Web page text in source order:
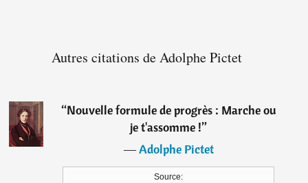
Autres citations de Adolphe Pictet
“Nouvelle formule de progrès : Marche ou
je t'assomme !”
―Adolphe Pictet
Source: